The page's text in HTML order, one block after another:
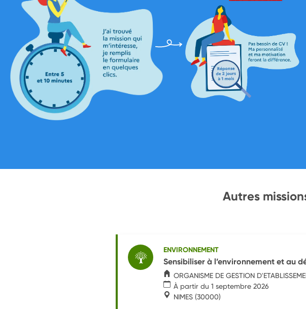
Autres
ENVIRONNEMENT
Sensibiliser à l’environnement et au
ORGANISME DE GESTION
À partir du 1 septembre 2026
NIMES (30000)